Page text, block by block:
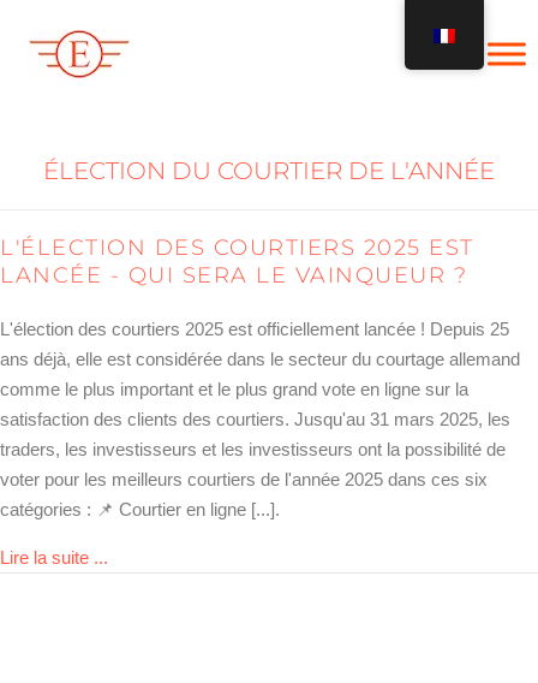
content
ÉLECTION DU COURTIER DE L'ANNÉE
L'ÉLECTION DES COURTIERS 2025 EST
LANCÉE - QUI SERA LE VAINQUEUR ?
L'élection des courtiers 2025 est officiellement lancée ! Depuis 25
ans déjà, elle est considérée dans le secteur du courtage allemand
comme le plus important et le plus grand vote en ligne sur la
satisfaction des clients des courtiers. Jusqu'au 31 mars 2025, les
traders, les investisseurs et les investisseurs ont la possibilité de
voter pour les meilleurs courtiers de l'année 2025 dans ces six
catégories : 📌 Courtier en ligne [...].
Lire la suite ...